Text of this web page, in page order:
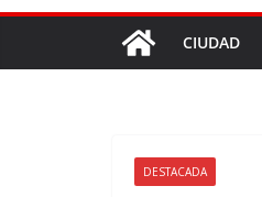
CIUDAD
DESTACADA